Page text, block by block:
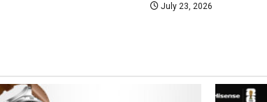
July 23, 2026